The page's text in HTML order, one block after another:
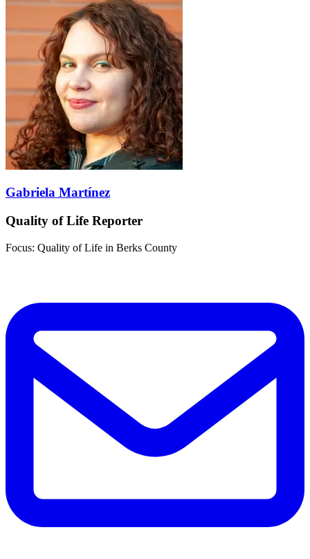
Gabriela Martínez
Quality of Life Reporter
Focus: Quality of Life in Berks County